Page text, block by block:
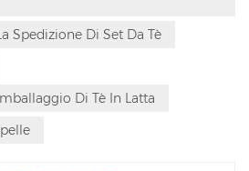
Spedizione Di Set Da Tè
Di Tè In Latta